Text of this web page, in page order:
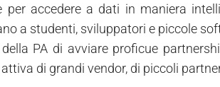
per accedere a dati in maniera
a studenti, sviluppatori e piccole
PA di avviare proficue
di grandi vendor, di piccoli